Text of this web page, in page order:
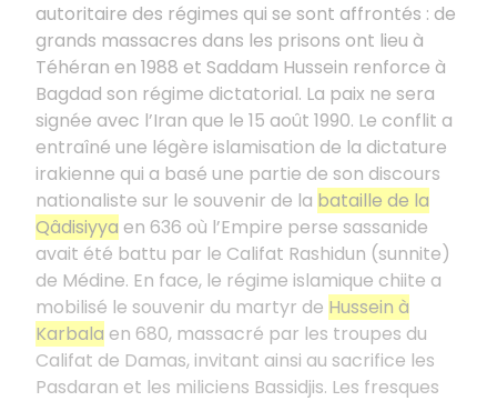
autoritaire des régimes qui se sont affrontés : de
grands massacres dans les prisons ont lieu à
Téhéran en 1988 et Saddam Hussein renforce à
Bagdad son régime dictatorial. La paix ne sera
signée avec l’Iran que le 15 août 1990. Le conflit a
entraîné une légère islamisation de la dictature
irakienne qui a basé une partie de son discours
nationaliste sur le souvenir de la bataille de la
Qâdisiyya en 636 où l’Empire perse sassanide
avait été battu par le Califat Rashidun (sunnite)
de Médine. En face, le régime islamique chiite a
mobilisé le souvenir du martyr de Hussein à
Karbala en 680, massacré par les troupes du
Califat de Damas, invitant ainsi au sacrifice les
Pasdaran et les miliciens Bassidjis. Les fresques